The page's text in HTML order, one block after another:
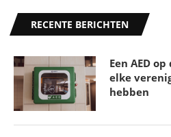
RECENTE BERICHTEN
Een AED
elke
hebben